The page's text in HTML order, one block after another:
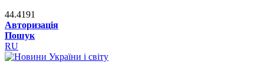
44.4191
Авторизація
Пошук
RU